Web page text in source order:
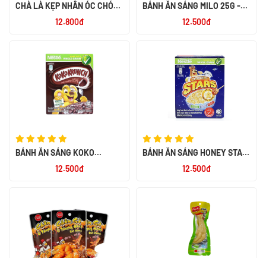
CHÀ LÀ KẸP NHÂN ÓC CHÓ
MIX NUTS 60G - SMILE NUTS
12.800đ
BÁNH ĂN SÁNG MILO 25G -
NK PHILIPPIN
12.500đ
BÁNH ĂN SÁNG KOKO
12.500đ
BÁNH ĂN SÁNG HONEY STAR
12.500đ